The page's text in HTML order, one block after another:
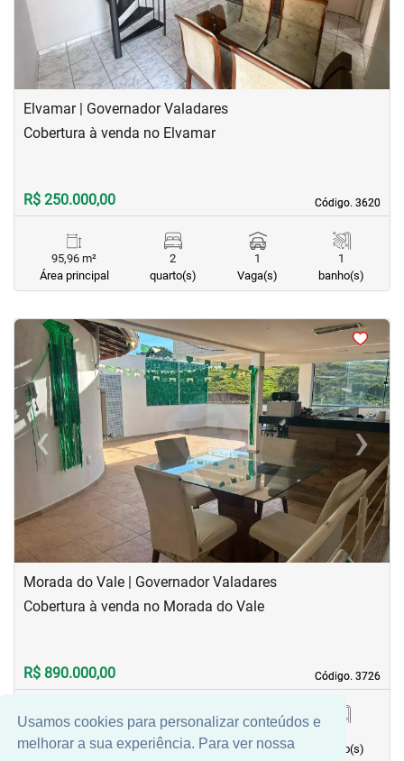
Usamos cookies para personalizar conteúdos e
melhorar a sua experiência. Para ver nossa
Elvamar | Governador Valadares
Código. 3620
Código. 3620
Cobertura à venda no Elvamar
R$ 250.000,00
95,96 m²
Área principal
2
quarto(s)
1
Vaga(s)
1
banho(s)
< <<
‹Previous ›Next
Morada do Vale | Governador Valadares
Código. 3726
Código. 3726
Cobertura à venda no Morada do Vale
R$ 890.000,00
Área principal
quarto(s)
Vaga(s)
banho(s)